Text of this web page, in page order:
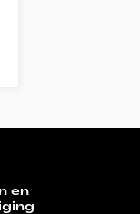
en